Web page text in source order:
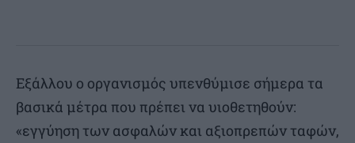
Εξάλλου ο οργανισμός υπενθύμισε σήμερα τα
βασικά μέτρα που πρέπει να υιοθετηθούν:
«εγγύηση των ασφαλών και αξιοπρεπών ταφών,